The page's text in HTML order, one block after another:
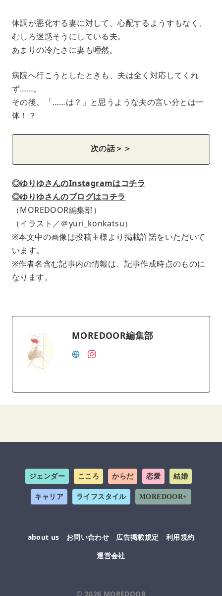
体調が悪化する妻に対して、心配するようすもなく、
むしろ迷惑そうにしている夫。
あまりの冷たさに妻も唖然。
病院へ行こうとしたときも、夫は全く対応してくれ
ず……。
その後、「……は？」と思うような夫の言い分とは一
体！？
次の話＞＞
◎ゆりゆさんのInstagramはコチラ
◎ゆりゆさんのブログはコチラ
（MOREDOOR編集部）
（イラスト／＠yuri_konkatsu）
※本文中の画像は投稿主様より掲載許諾をいただいて
います。
※作者名含む記事内の情報は、記事作成時点のものに
なります。
MOREDOOR編集部
ジェンダー こころ からだ 恋愛 結婚
キャリア ライフスタイル MOREDOOR+
about us お問い合わせ 広告掲載規定
利用規約
運営会社
© 2026 MOREDOOR